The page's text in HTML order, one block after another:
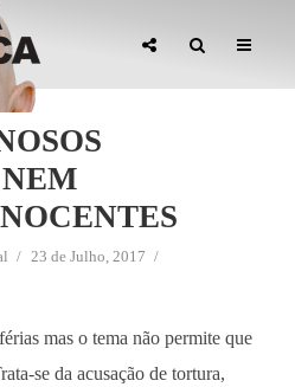
23 de Julho, 2017
mas o tema não permite que
se da acusação de tortura,